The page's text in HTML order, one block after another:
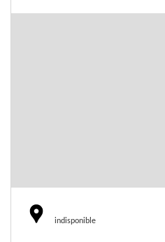
indisponible